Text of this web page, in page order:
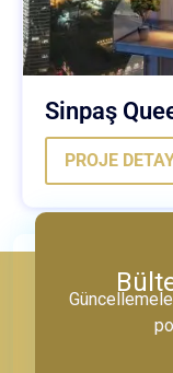
Sinpaş
PROJE